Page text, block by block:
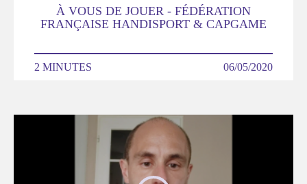
À VOUS DE JOUER - FÉDÉRATION
FRANÇAISE HANDISPORT & CAPGAME
DURÉE
2 MINUTES DATE
06/05/2020